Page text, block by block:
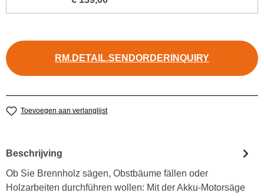
RM.DETAIL.SENDORDERINQUIRY
Toevoegen aan verlanglijst
Beschrijving
Ob Sie Brennholz sägen, Obstbäume fällen oder
Holzarbeiten durchführen wollen: Mit der Akku-Motorsäge